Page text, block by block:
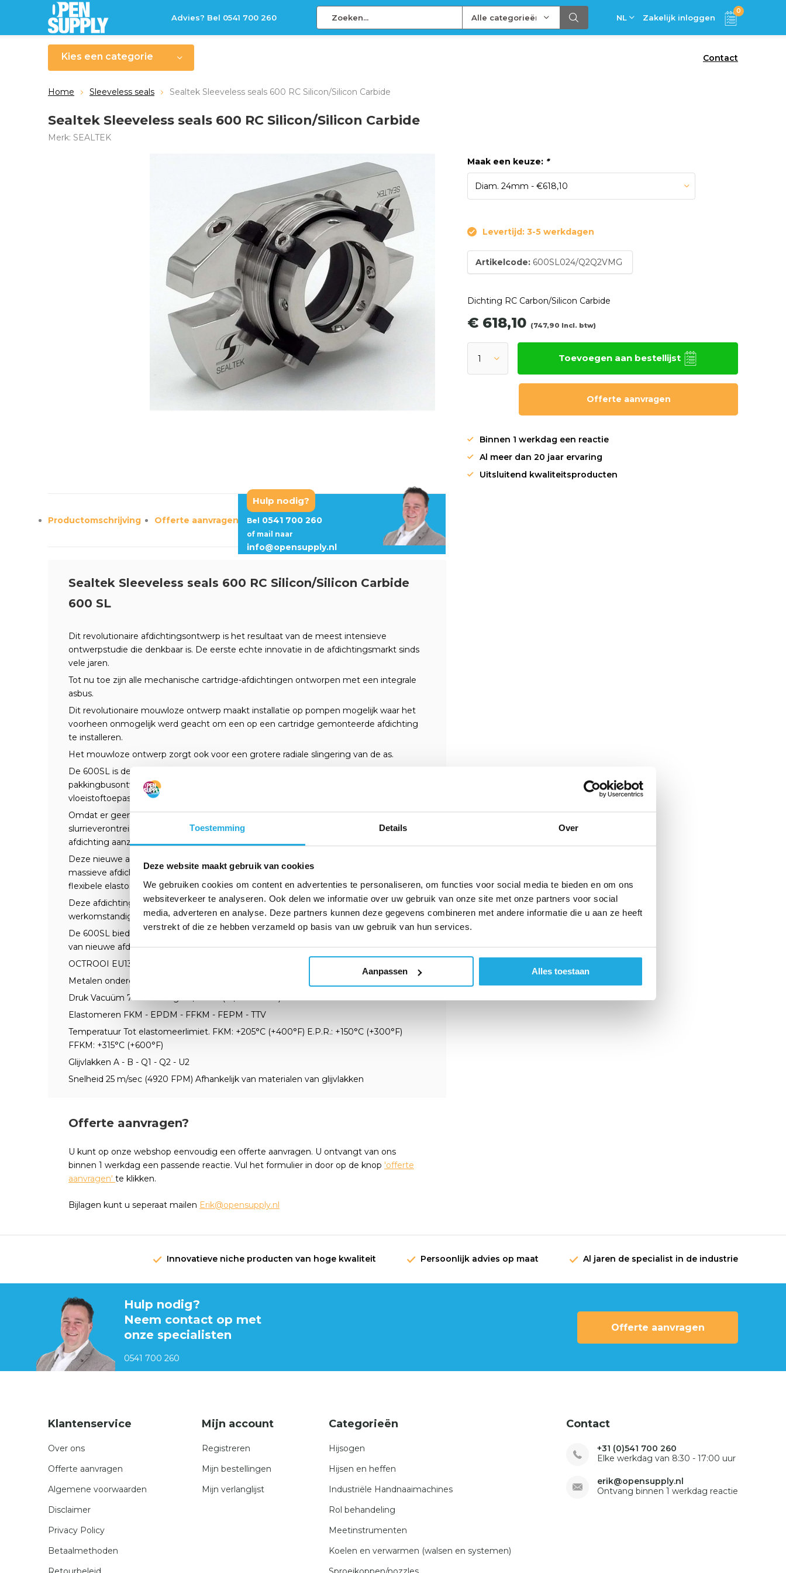
Toestemming Details Over
Deze website maakt gebruik van cookies
We gebruiken cookies om content en advertenties te personaliseren, om functies voor social media te bieden en om ons
websiteverkeer te analyseren. Ook delen we informatie over uw gebruik van onze site met onze partners voor social
media, adverteren en analyse. Deze partners kunnen deze gegevens combineren met andere informatie die u aan ze heeft
verstrekt of die ze hebben verzameld op basis van uw gebruik van hun services.
Aanpassen Alles toestaan
Advies? Bel 0541 700 260 Alle categorieën NL Zakelijk inloggen
0
Kies een categorie Contact
Home Sleeveless seals Sealtek Sleeveless seals 600 RC Silicon/Silicon Carbide
Sealtek Sleeveless seals 600 RC Silicon/Silicon Carbide
Merk: SEALTEK
Maak een keuze: *
Levertijd: 3-5 werkdagen
Artikelcode: 600SL024/Q2Q2VMG
Dichting RC Carbon/Silicon Carbide
€ 618,10 (747,90 Incl. btw)
Toevoegen aan bestellijst
Offerte aanvragen
Binnen 1 werkdag een reactie
Al meer dan 20 jaar ervaring
Uitsluitend kwaliteitsproducten
Productomschrijving Offerte aanvragen?
Hulp nodig?
Bel 0541 700 260
of mail naar
info@opensupply.nl
Sealtek Sleeveless seals 600 RC Silicon/Silicon Carbide
600 SL
Dit revolutionaire afdichtingsontwerp is het resultaat van de meest intensieve
ontwerpstudie die denkbaar is. De eerste echte innovatie in de afdichtingsmarkt sinds
vele jaren.
Tot nu toe zijn alle mechanische cartridge-afdichtingen ontworpen met een integrale
asbus.
Dit revolutionaire mouwloze ontwerp maakt installatie op pompen mogelijk waar het
voorheen onmogelijk werd geacht om een op een cartridge gemonteerde afdichting
te installeren.
Het mouwloze ontwerp zorgt ook voor een grotere radiale slingering van de as.
De 600SL is de eerste mechanische cartridge-afdichting met een conisch
pakkingbusontwerp, waardoor de levensduur van afdichtingen in slurry- en vuile
vloeistoftoepassingen aanzienlijk wordt verlengd.
Omdat er geen afdichtingsonderdelen in de pakkingbus zitten, kan
slurrieverontreiniging de afdichting niet verstoppen, wat de levensduur van de
afdichting aanzienlijk verlengt.
Deze nieuwe afdichting bevat ook een wartelplaat met spoelaansluiting en grote,
massieve afdichtingsvlakken vervaardigd uit gesinterde materialen gemonteerd op
flexibele elastomeren, die ook als schokdempers werken.
Deze afdichting biedt grote betrouwbaarheid onder de zwaarste
werkomstandigheden.
De 600SL biedt de gebruiker echte voordelen op het gebied van kostenbesparingen
van nieuwe afdichtingen, kits met reserveonderdelen en vooral MTBF!
OCTROOI EU1370506
Metalen onderdelen Aisi 316 L DIN 1.4571*
Druk Vacuüm 700 mm Hg ÷ 3,5 MPa (13,5 ÷ 510 PSI)**
Elastomeren FKM - EPDM - FFKM - FEPM - TTV
Temperatuur Tot elastomeerlimiet. FKM: +205°C (+400°F) E.P.R.: +150°C (+300°F)
FFKM: +315°C (+600°F)
Glijvlakken A - B - Q1 - Q2 - U2
Snelheid 25 m/sec (4920 FPM) Afhankelijk van materialen van glijvlakken
Offerte aanvragen?
U kunt op onze webshop eenvoudig een offerte aanvragen. U ontvangt van ons
binnen 1 werkdag een passende reactie. Vul het formulier in door op de knop 'offerte
aanvragen' te klikken.
Bijlagen kunt u seperaat mailen Erik@opensupply.nl
Innovatieve niche producten van hoge kwaliteit Persoonlijk advies op maat Al jaren de specialist in de industrie
Hulp nodig?
Neem contact op met
onze specialisten
0541 700 260
Offerte aanvragen
Klantenservice
Over ons
Offerte aanvragen
Algemene voorwaarden
Disclaimer
Privacy Policy
Betaalmethoden
Mijn account
Registreren
Mijn bestellingen
Mijn verlanglijst
Categorieën
Hijsogen
Hijsen en heffen
Industriële Handnaaimachines
Rol behandeling
Meetinstrumenten
Koelen en verwarmen (walsen en systemen)
Contact
+31 (0)541 700 260
Elke werkdag van 8:30 - 17:00 uur
erik@opensupply.nl
Ontvang binnen 1 werkdag reactie